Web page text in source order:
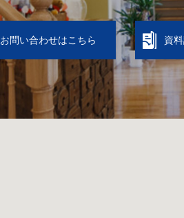
お問い合わせはこちら 資